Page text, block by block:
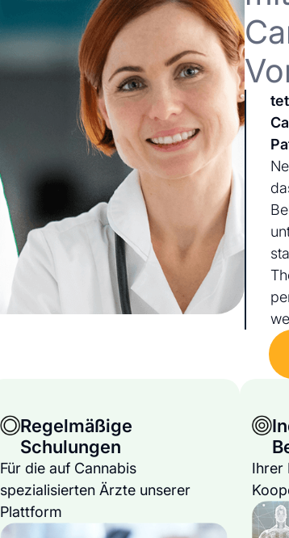
Regelmäßige
Schulungen
Für die auf Cannabis
spezialisierten Ärzte unserer
Plattform
Ihrer